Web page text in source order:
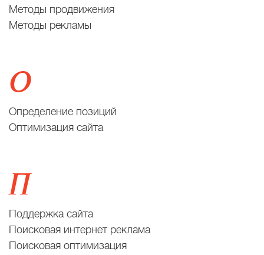
Методы продвижения
Методы рекламы
О
Определение позиций
Оптимизация сайта
П
Поддержка сайта
Поисковая интернет реклама
Поисковая оптимизация